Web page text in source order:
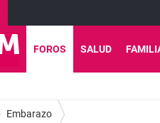
FOROS SALUD
Embarazo